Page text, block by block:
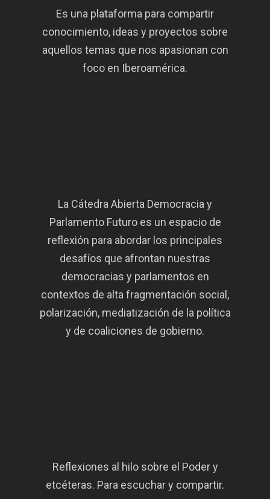
Es una plataforma para compartir
conocimiento, ideas y proyectos sobre
aquellos temas que nos apasionan con
foco en Iberoamérica.
La Cátedra Abierta Democracia y
Parlamento Futuro es un espacio de
reflexión para abordar los principales
desafíos que afrontan nuestras
democracias y parlamentos en
contextos de alta fragmentación social,
polarización, mediatización de la política
y de coaliciones de gobierno.
Reflexiones al hilo sobre el Poder y
etcéteras. Para escuchar y compartir.